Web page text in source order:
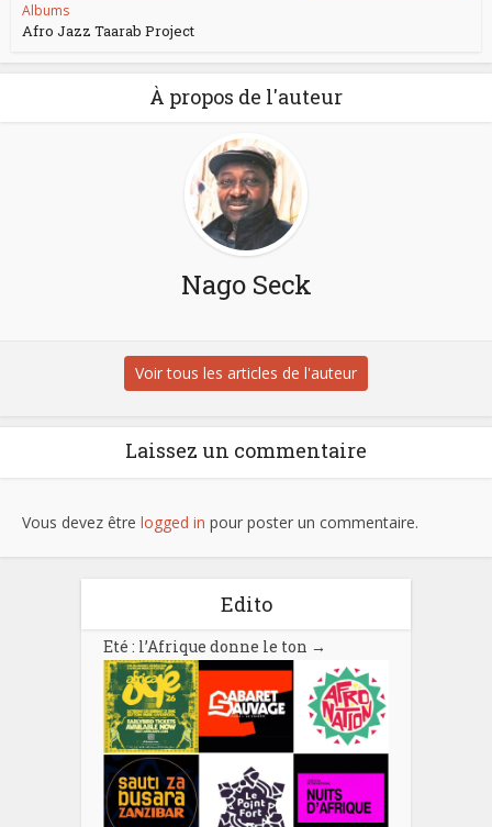
Albums
Afro Jazz Taarab Project
À propos de l'auteur
Nago Seck
Voir tous les articles de l'auteur
Laissez un commentaire
Vous devez être logged in pour poster un commentaire.
Edito
Eté : l’Afrique donne le ton →